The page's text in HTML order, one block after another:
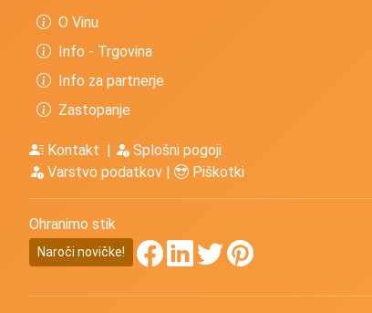
O Vinu
Info - Trgovina
Info za partnerje
Zastopanje
Kontakt |
Splošni pogoji
Varstvo podatkov | Piškotki
Ohranimo stik
Naroči novičke!